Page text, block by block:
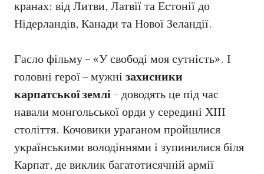
кранах: від Литви, Латвії та Естонії до
Нідерландів, Канади та Нової Зеландії.
Гасло фільму – «У свободі моя сутність». І
головні герої – мужні захисники
карпатської землі– доводять це під час
навали монгольської орди у середині ХІІІ
століття. Кочовики ураганом пройшлися
українськими володіннями і зупинилися біля
Карпат, де виклик багатотисячній армії